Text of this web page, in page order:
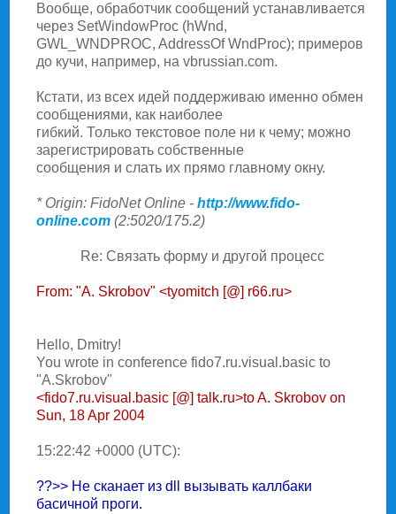
Вообще, обработчик сообщений устанавливается
через SetWindowProc (hWnd,
GWL_WNDPROC, AddressOf WndProc); примеров
до кучи, например, на vbrussian.com.
Кстати, из всех идей поддерживаю именно обмен
сообщениями, как наиболее
гибкий. Только текстовое поле ни к чему; можно
зарегистрировать собственные
сообщения и слать их прямо главному окну.
* Origin: FidoNet Online -http://www.fido-
online.com (2:5020/175.2)
Re: Связать фоpму и дpугой пpоцесс
From: "A. Skrobov" <tyomitch [@] r66.ru>
Hello, Dmitry!
You wrote in conference fido7.ru.visual.basic to
"A.Skrobov"
<fido7.ru.visual.basic [@] talk.ru>to A. Skrobov on
Sun, 18 Apr 2004
15:22:42 +0000 (UTC):
??>> Hе сканает из dll вызывать каллбаки
басичной проги.